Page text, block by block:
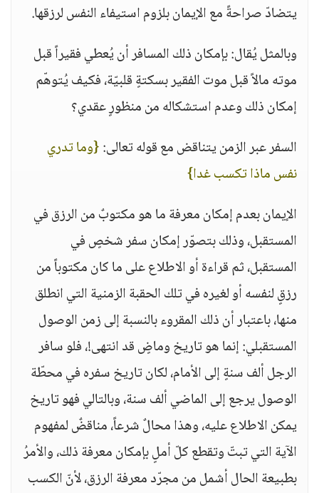
يتضادّ صراحةً مع الإيمان بلزوم استيفاء النفس لرزقها.
وبالمثل يُقال: بإمكان ذلك المسافر أن يُعطي فقيراً قبل
موته مالاً قبل موت الفقير بسكتةٍ قلبيّة، فكيف يُتوهّم
إمكان ذلك وعدم استشكاله من منظورٍ عقدي؟
السفر عبر الزمن يتناقض مع قوله تعالى:{وما تدري
نفس ماذا تكسب غدا}
الإيمان بعدم إمكان معرفة ما هو مكتوبٌ من الرزق في
المستقبل، وذلك بتصوّر إمكان سفر شخصٍ في
المستقبل، ثم قراءة أو الاطلاع على ما كان مكتوباً من
رزقٍ لنفسه أو لغيره في تلك الحقبة الزمنية التي انطلق
منها، باعتبار أن ذلك المقروء بالنسبة إلى زمن الوصول
المستقبلي: إنما هو تاريخ وماضٍ قد انتهى!، فلو سافر
الرجل ألف سنةٍ إلى الأمام، لكان تاريخ سفره في محطّة
الوصول يرجع إلى الماضي ألف سنة، وبالتالي فهو تاريخ
يمكن الاطلاع عليه، وهذا محالٌ شرعاً، مناقضٌ لمفهوم
الآية التي تبتّ وتقطع كلّ أملٍ بإمكان معرفة ذلك، والأمرُ
بطبيعة الحال أشمل من مجرّد معرفة الرزق، لأنّ الكسب